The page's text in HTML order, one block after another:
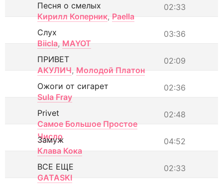
02:33
Песня о смелых
Кирилл Коперник, Paella
03:36
Слух
Biicla, MAYOT
02:09
ПРИВЕТ
АКУЛИЧ, Молодой Платон
02:36
Ожоги от сигарет
Sula Fray
02:48
Privet
Самое Большое Простое
Число
04:52
Замуж
Клава Кока
02:33
ВСЕ ЕЩЕ
GATASKI